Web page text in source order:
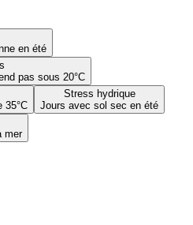
en été
pas sous 20°C
35°C
Stress hydrique
Jours avec sol sec en été
mer